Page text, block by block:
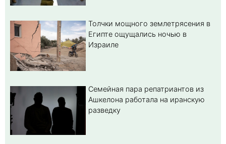
Толчки мощного землетрясения в
Египте ощущались ночью в
Израиле
Семейная пара репатриантов из
Ашкелона работала на иранскую
разведку